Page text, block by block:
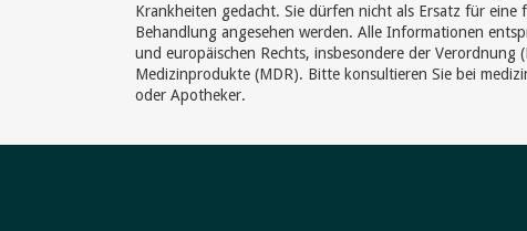
Krankheiten gedacht. Sie dürfen nicht als Ersatz für eine
Behandlung angesehen werden. Alle Informationen
und europäischen Rechts, insbesondere der Verordnung
Medizinprodukte (MDR). Bitte konsultieren Sie bei
oder Apotheker.